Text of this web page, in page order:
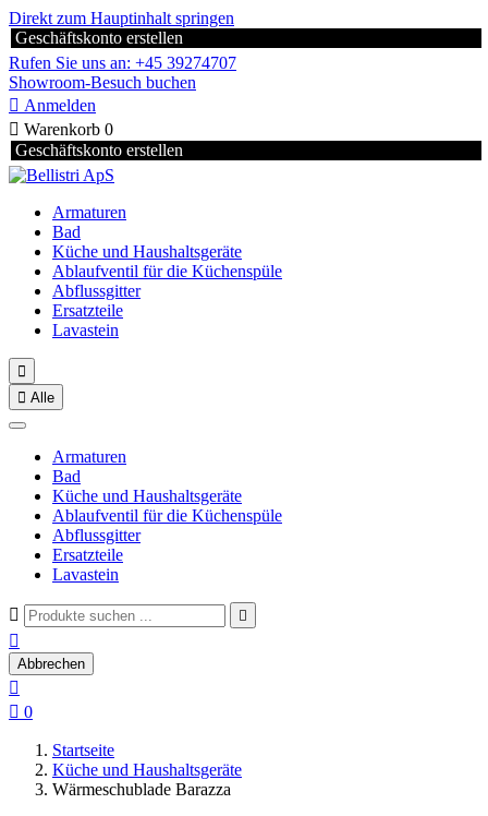
Direkt zum Hauptinhalt springen
Geschäftskonto erstellen
Rufen Sie uns an: +45 39274707
Showroom-Besuch buchen
 Anmelden
 Warenkorb 0
Geschäftskonto erstellen
Armaturen
Bad
Küche und Haushaltsgeräte
Ablaufventil für die Küchenspüle
Abflussgitter
Ersatzteile
Lavastein

 Alle
Armaturen
Bad
Küche und Haushaltsgeräte
Ablaufventil für die Küchenspüle
Abflussgitter
Ersatzteile
Lavastein
 

Abbrechen

 0
Startseite
Küche und Haushaltsgeräte
Wärmeschublade Barazza